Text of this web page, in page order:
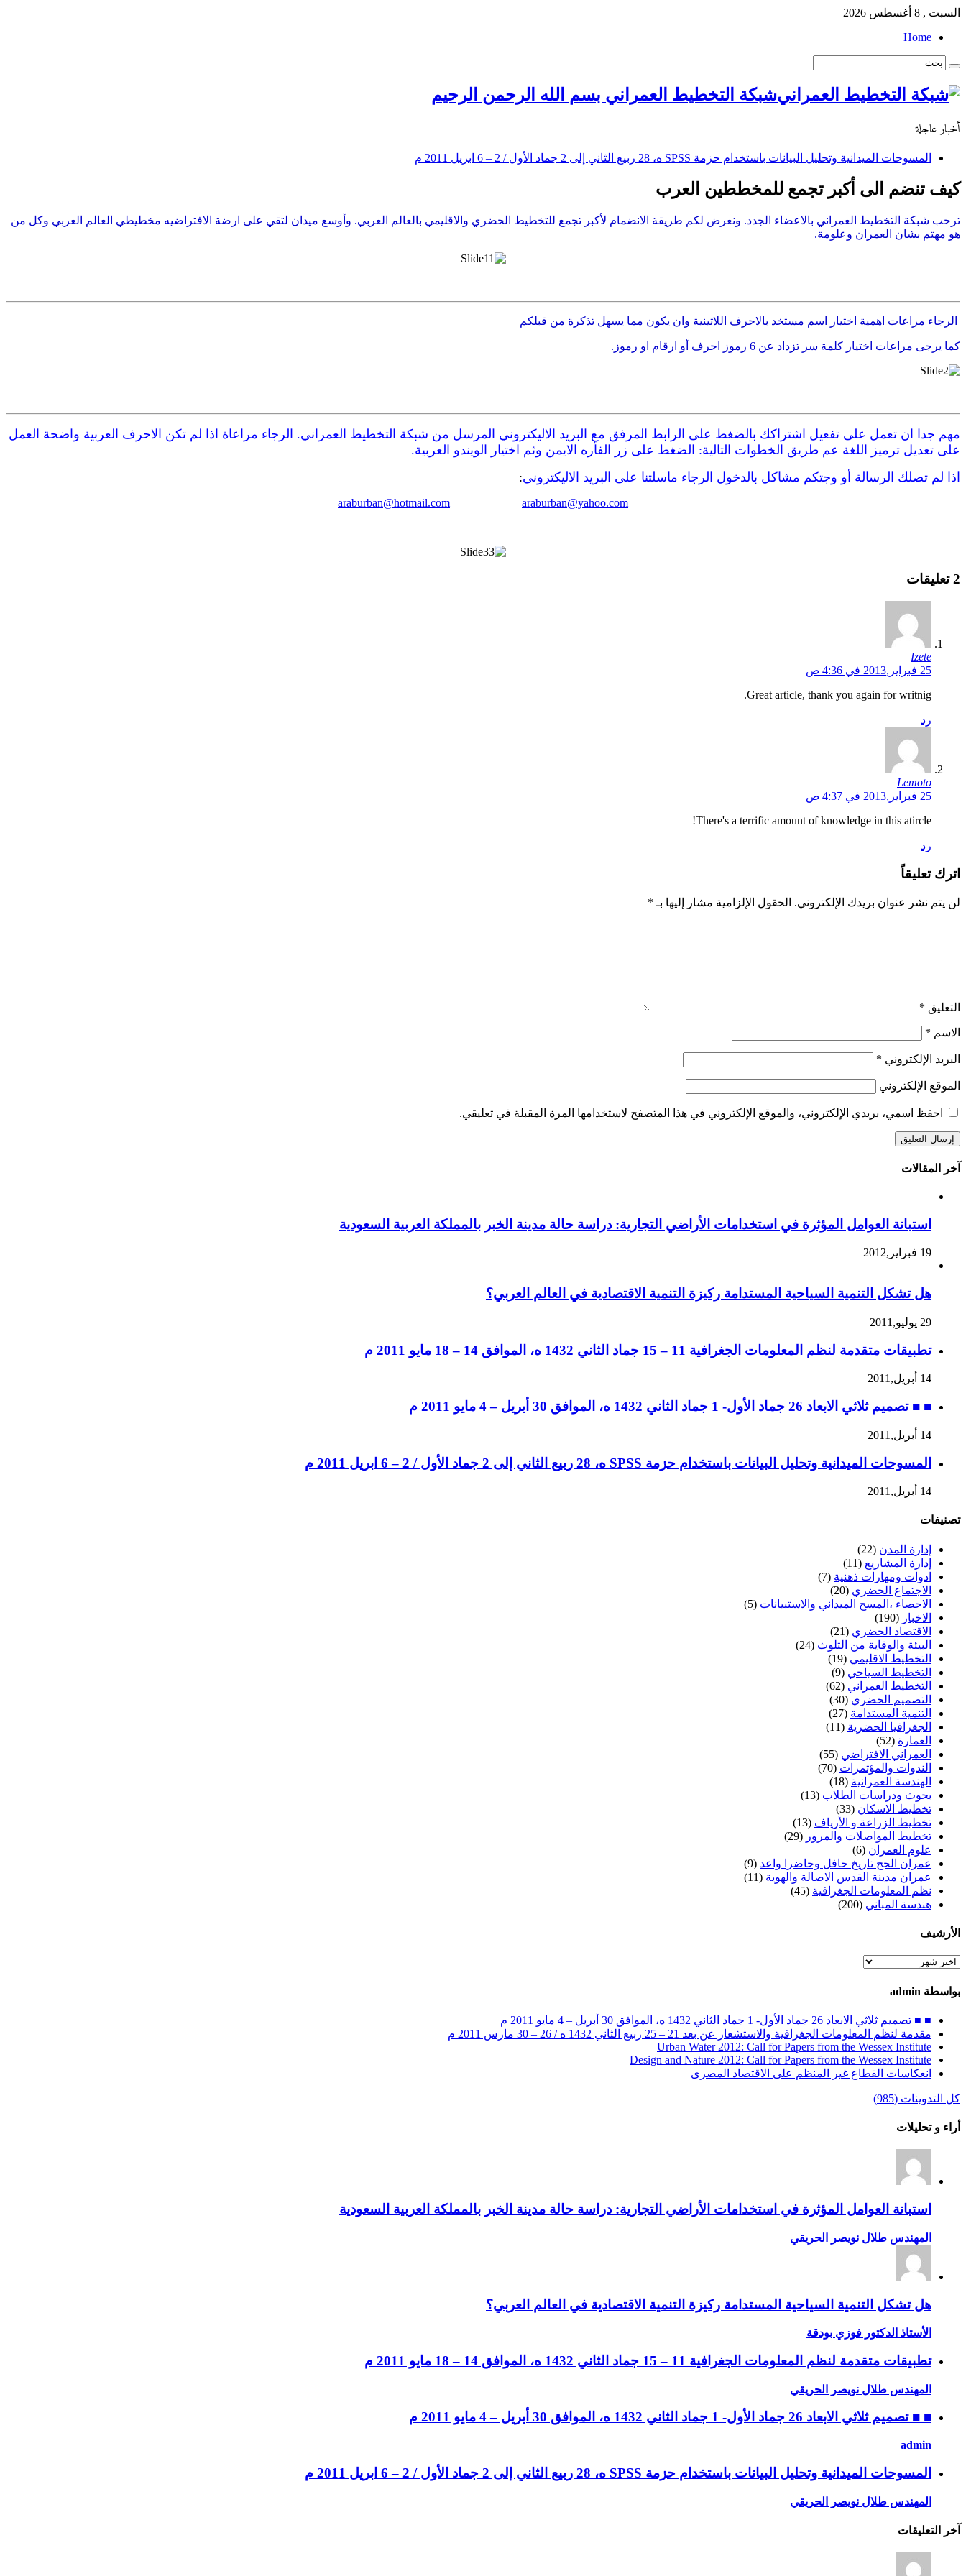
السبت , 8 أغسطس 2026
Home
شبكة التخطيط العمراني بسم الله الرحمن الرحيم
أخبار عاجلة
استبانة العوامل المؤثرة في استخدامات الأراضي التجارية: دراسة حالة مدينة الخبر بالمملكة العربية السعودية
المسوحات الميدانية وتحليل البيانات باستخدام حزمة SPSS ه، 28 ربيع الثاني إلى 2 جماد الأول / 2 – 6 ابريل 2011 م
كيف تنضم الى أكبر تجمع للمخططين العرب
ترحب شبكة التخطيط العمراني بالاعضاء الجدد. ونعرض لكم طريقة الانضمام لأكبر تجمع للتخطيط الحضري والاقليمي بالعالم العربي. وأوسع ميدان لتقي على ارضة الافتراضيه مخطيطي العالم العربي وكل من
هو مهتم بشان العمران وعلومة.
الرجاء مراعات اهمية اختيار اسم مستخد بالاحرف اللاتينية وان يكون مما يسهل تذكرة من قبلكم
كما يرجى مراعات اختيار كلمة سر تزداد عن 6 رموز احرف أو ارقام او رموز.
مهم جدا ان تعمل على تفعيل اشتراكك بالضغط على الرابط المرفق مع البريد الاليكتروني المرسل من شبكة التخطيط العمراني. الرجاء مراعاة اذا لم تكن الاحرف العربية واضحة العمل
على تعديل ترميز اللغة عم طريق الخطوات التالية: الضغط على زر الفأره الايمن وثم اختيار الويندو العربية.
اذا لم تصلك الرسالة أو وجتكم مشاكل بالدخول الرجاء ماسلتنا على البريد الاليكتروني:
araburban@hotmail.com araburban@yahoo.com
2 تعليقات
Izete
25 فبراير,2013 في 4:36 ص
Great article, thank you again for writnig.
رد
Lemoto
25 فبراير,2013 في 4:37 ص
There's a terrific amount of knowledge in this atircle!
رد
اترك تعليقاً
لن يتم نشر عنوان بريدك الإلكتروني. الحقول الإلزامية مشار إليها بـ *
التعليق *
الاسم *
البريد الإلكتروني *
الموقع الإلكتروني
احفظ اسمي، بريدي الإلكتروني، والموقع الإلكتروني في هذا المتصفح لاستخدامها المرة المقبلة في تعليقي.
آخر المقالات
استبانة العوامل المؤثرة في استخدامات الأراضي التجارية: دراسة حالة مدينة الخبر بالمملكة العربية السعودية
19 فبراير,2012
هل تشكل التنمية السياحية المستدامة ركيزة التنمية الاقتصادية في العالم العربي؟
29 يوليو,2011
تطبيقات متقدمة لنظم المعلومات الجغرافية 11 – 15 جماد الثاني 1432 ه، الموافق 14 – 18 مايو 2011 م
14 أبريل,2011
■ ■ تصميم ثلاثي الابعاد 26 جماد الأول- 1 جماد الثاني 1432 ه، الموافق 30 أبريل – 4 مايو 2011 م
14 أبريل,2011
المسوحات الميدانية وتحليل البيانات باستخدام حزمة SPSS ه، 28 ربيع الثاني إلى 2 جماد الأول / 2 – 6 ابريل 2011 م
14 أبريل,2011
تصنيفات
إدارة المدن (22)
إدارة المشاريع (11)
ادوات ومهارات ذهنية (7)
الاجتماع الحضري (20)
الاحصاء ،المسح الميداني والاستبيانات (5)
الاخبار (190)
الاقتصاد الحضري (21)
البيئة والوقاية من التلوث (24)
التخطيط الاقليمي (19)
التخطيط السياحي (9)
التخطيط العمراني (62)
التصميم الحضري (30)
التنمية المستدامة (27)
الجغرافيا الحضرية (11)
العمارة (52)
العمراني الافتراضي (55)
الندوات والمؤتمرات (70)
الهندسة العمرانية (18)
بحوث ودراسات الطلاب (13)
تخطيط الاسكان (33)
تخطيط الزراعة و الأرياف (13)
تخطيط المواصلات والمرور (29)
علوم العمران (6)
عمران الحج تاريخ حافل وحاضرا واعد (9)
عمران مدينة القدس الاصالة والهوية (11)
نظم المعلومات الجغرافية (45)
هندسة المباني (200)
الأرشيف
الأرشيف
بواسطة admin
■ ■ تصميم ثلاثي الابعاد 26 جماد الأول- 1 جماد الثاني 1432 ه، الموافق 30 أبريل – 4 مايو 2011 م
مقدمة لنظم المعلومات الجغرافية والاستشعار عن بعد 21 – 25 ربيع الثاني 1432 ه / 26 – 30 مارس 2011 م
Urban Water 2012: Call for Papers from the Wessex Institute
Design and Nature 2012: Call for Papers from the Wessex Institute‏
انعكاسات القطاع غير المنظم على الاقتصاد المصرى
كل التدوينات (985)
أراء و تحليلات
استبانة العوامل المؤثرة في استخدامات الأراضي التجارية: دراسة حالة مدينة الخبر بالمملكة العربية السعودية
المهندس طلال نويصر الحريقي
هل تشكل التنمية السياحية المستدامة ركيزة التنمية الاقتصادية في العالم العربي؟
الأستاذ الدكتور فوزي بودقة
تطبيقات متقدمة لنظم المعلومات الجغرافية 11 – 15 جماد الثاني 1432 ه، الموافق 14 – 18 مايو 2011 م
المهندس طلال نويصر الحريقي
■ ■ تصميم ثلاثي الابعاد 26 جماد الأول- 1 جماد الثاني 1432 ه، الموافق 30 أبريل – 4 مايو 2011 م
admin
المسوحات الميدانية وتحليل البيانات باستخدام حزمة SPSS ه، 28 ربيع الثاني إلى 2 جماد الأول / 2 – 6 ابريل 2011 م
المهندس طلال نويصر الحريقي
آخر التعليقات